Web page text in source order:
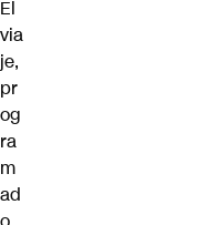
El
via
je,
pr
og
ra
m
ad